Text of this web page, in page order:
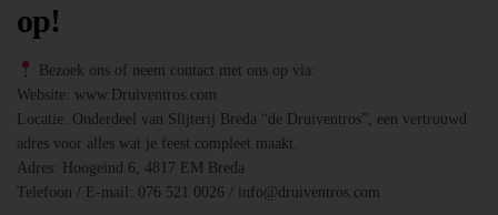
op!
Bezoek ons of neem contact met ons op via:
Website: www.Druiventros.com
Locatie: Onderdeel van Slijterij Breda “de Druiventros”, een vertrouwd
adres voor alles wat je feest compleet maakt.
Adres: Hoogeind 6, 4817 EM Breda
Telefoon / E-mail: 076 521 0026 / info@druiventros.com